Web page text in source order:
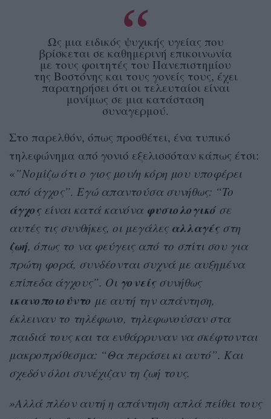
Ως μια ειδικός ψυχικής υγείας που
βρίσκεται σε καθημερινή επικοινωνία
με τους φοιτητές του Πανεπιστημίου
της Βοστόνης και τους γονείς τους, έχει
παρατηρήσει ότι οι τελευταίοι είναι
μονίμως σε μια κατάσταση
συναγερμού.
Στο παρελθόν, όπως προσθέτει, ένα τυπικό
τηλεφώνημα από γονιό εξελισσόταν κάπως έτσι:
«”Νομίζω ότι ο γιος μου/η κόρη μου υποφέρει
από άγχος”. Εγώ απαντούσα συνήθως: “To
άγχοςείναι κατά κανόνα φυσιολογικό σε
αυτές τις συνθήκες, οι μεγάλες αλλαγέςστη
ζωή, όπως το να φεύγεις από το σπίτι σου για
πρώτη φορά, συνδέονται συχνά με αυξημένα
επίπεδα άγχους”. Οι γονείςσυνήθως
ικανοποιούντο με αυτή την απάντηση,
έκλειναν το τηλέφωνο, τηλεφωνούσαν στα
παιδιά τους και τα ενθάρρυναν να σκέφτονται
μακροπρόθεσμα: “Θα περάσει κι αυτό”. Kαι
σχεδόν όλοι συνέχιζαν τη ζωή τους.
»Αλλά πλέον αυτή η απάντηση απλά πείθει τους